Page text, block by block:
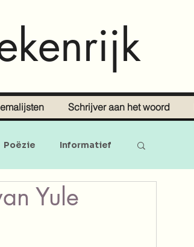
Schrijver aan het woord
Poëzie Informatief
peutersYule